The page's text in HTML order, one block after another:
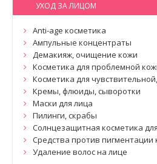
УХОД ЗА ЛИЦОМ
Anti-age косметика
Ампульные концентраты
Демакияж, очищение кожи
Косметика для проблемной
Косметика для
Кремы, флюиды, сыворотки
Маски для лица
Пилинги, скрабы
Солнцезащитная косметика
Средства против пигментации
Удаление волос на лице